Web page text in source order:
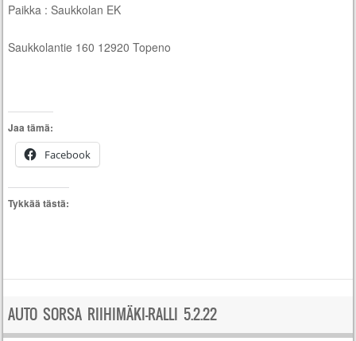
Paikka : Saukkolan EK
Saukkolantie 160 12920 Topeno
Jaa tämä:
Facebook
Tykkää tästä:
AUTO SORSA RIIHIMÄKI-RALLI 5.2.22